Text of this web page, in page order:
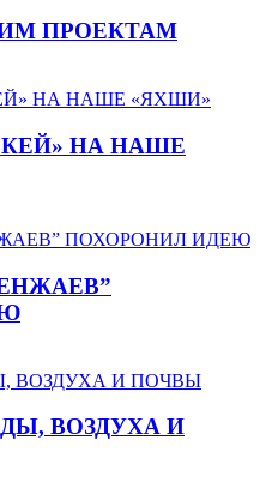
ПРОЕКТАМ
НА НАШЕ
ВОЗДУХА И